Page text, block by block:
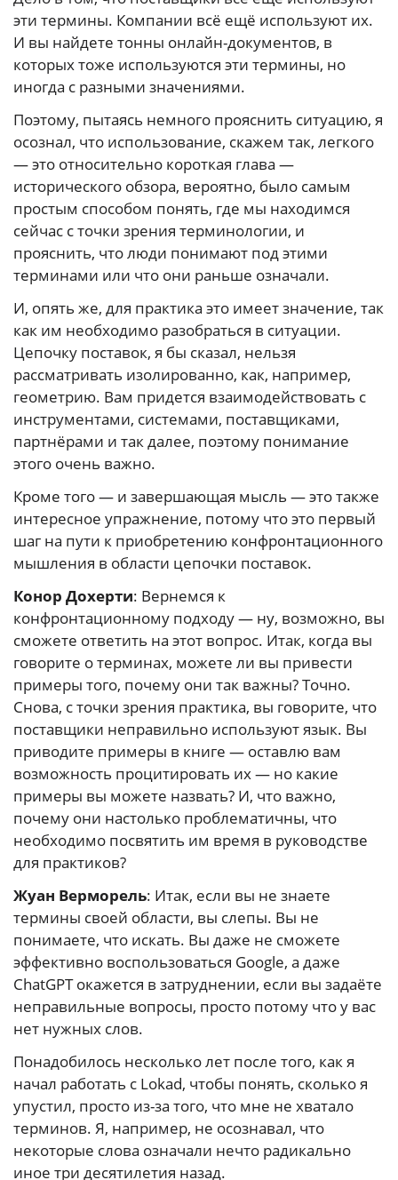
эти термины. Компании всё ещё используют их.
И вы найдете тонны онлайн-документов, в
которых тоже используются эти термины, но
иногда с разными значениями.
Поэтому, пытаясь немного прояснить ситуацию, я
осознал, что использование, скажем так, легкого
— это относительно короткая глава —
исторического обзора, вероятно, было самым
простым способом понять, где мы находимся
сейчас с точки зрения терминологии, и
прояснить, что люди понимают под этими
терминами или что они раньше означали.
И, опять же, для практика это имеет значение, так
как им необходимо разобраться в ситуации.
Цепочку поставок, я бы сказал, нельзя
рассматривать изолированно, как, например,
геометрию. Вам придется взаимодействовать с
инструментами, системами, поставщиками,
партнёрами и так далее, поэтому понимание
этого очень важно.
Кроме того — и завершающая мысль — это также
интересное упражнение, потому что это первый
шаг на пути к приобретению конфронтационного
мышления в области цепочки поставок.
Конор Дохерти: Вернемся к
конфронтационному подходу — ну, возможно, вы
сможете ответить на этот вопрос. Итак, когда вы
говорите о терминах, можете ли вы привести
примеры того, почему они так важны? Точно.
Снова, с точки зрения практика, вы говорите, что
поставщики неправильно используют язык. Вы
приводите примеры в книге — оставлю вам
возможность процитировать их — но какие
примеры вы можете назвать? И, что важно,
почему они настолько проблематичны, что
необходимо посвятить им время в руководстве
для практиков?
Жуан Верморель: Итак, если вы не знаете
термины своей области, вы слепы. Вы не
понимаете, что искать. Вы даже не сможете
эффективно воспользоваться Google, а даже
ChatGPT окажется в затруднении, если вы задаёте
неправильные вопросы, просто потому что у вас
нет нужных слов.
Понадобилось несколько лет после того, как я
начал работать с Lokad, чтобы понять, сколько я
упустил, просто из-за того, что мне не хватало
терминов. Я, например, не осознавал, что
некоторые слова означали нечто радикально
иное три десятилетия назад.